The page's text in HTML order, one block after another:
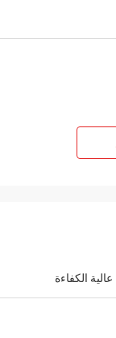
الكفاءة